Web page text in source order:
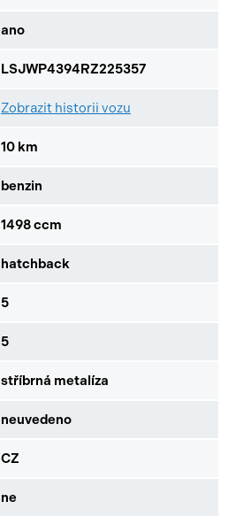
ano
LSJWP4394RZ225357
Zobrazit historii vozu
10 km
benzin
1498 ccm
hatchback
5
5
stříbrná metalíza
neuvedeno
CZ
ne